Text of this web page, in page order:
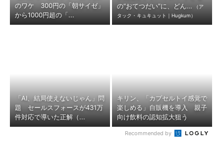
のワケ 300円の「朝サイゼ」
から1000円超の「...
の“おてつだい”に、どん...
（ア
タック・キュキュット｜Hugkum）
「AI、結局使えないじゃん」問
題 セールスフォースが431万
件対応で導いた正解（...
キリン、「カプセルトイ感覚で
楽しめる」自販機を導入 親子
向け飲料の認知拡大狙う
Recommended by